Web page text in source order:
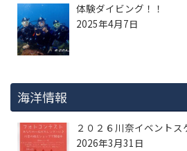
体験ダイビング！！
2025年4月7日
海洋情報
２０２６川奈イベントス
2026年3月31日